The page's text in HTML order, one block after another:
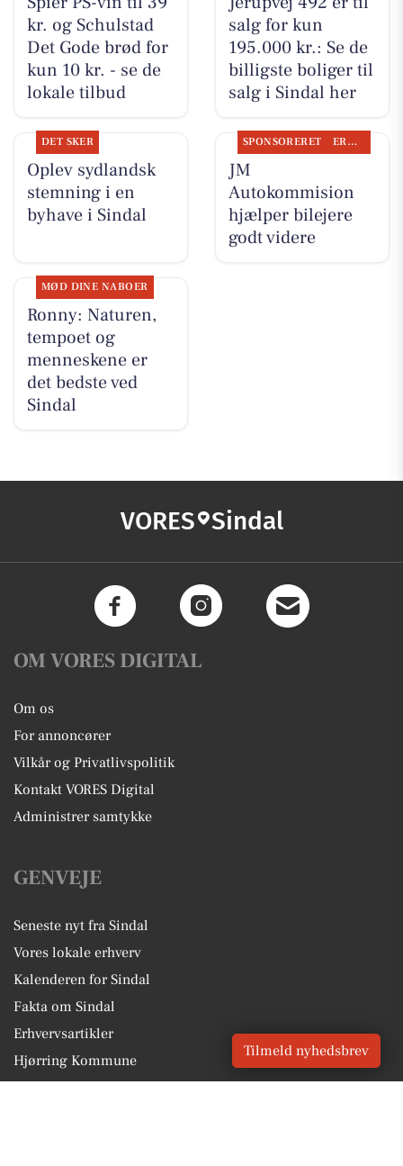
kr. og Schulstad
Det Gode brød for
kun 10 kr. - se de
lokale tilbud
salg for kun
195.000 kr.: Se de
billigste boliger til
salg i Sindal her
DET SKER
Oplev sydlandsk
stemning i en
byhave i Sindal
SPONSORERET ERHVERV
JM
Autokommision
hjælper bilejere
godt videre
MØD DINE NABOER
Ronny: Naturen,
tempoet og
menneskene er
det bedste ved
Sindal
VORES Sindal
OM VORES DIGITAL
Om os
For annoncører
Vilkår og Privatlivspolitik
Kontakt VORES Digital
Administrer samtykke
GENVEJE
Seneste nyt fra Sindal
Vores lokale erhverv
Kalenderen for Sindal
Fakta om Sindal
Erhvervsartikler
Hjørring Kommune
Tilmeld nyhedsbrev